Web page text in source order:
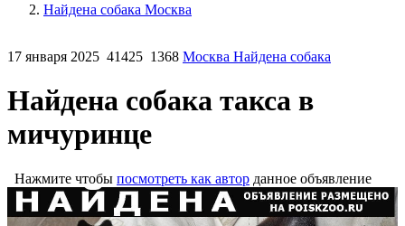
Найдена собака Москва
17 января 2025 41425 1368 Москва Найдена собака
Найдена собака такса в
мичуринце
Нажмите чтобы посмотреть как автор данное объявление